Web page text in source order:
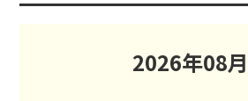
2026年08月